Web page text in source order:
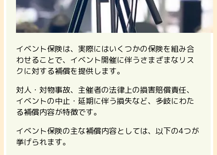
イベント保険は、実際にはいくつかの保険を組み合
わせることで、イベント開催に伴うさまざまなリス
クに対する補償を提供します。
対人・対物事故、主催者の法律上の損害賠償責任、
イベントの中止・延期に伴う損失など、多岐にわた
る補償内容が特徴です。
イベント保険の主な補償内容としては、以下の4つが
挙げられます。